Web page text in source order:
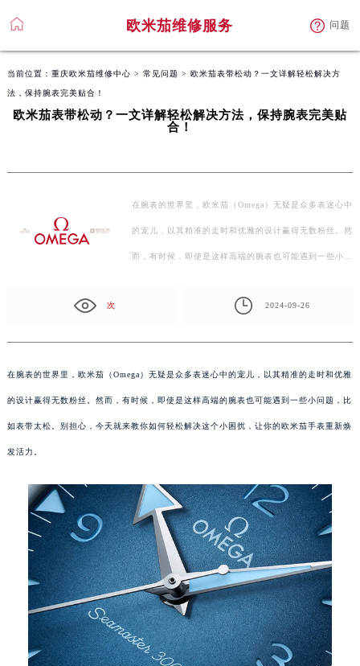
欧米茄维修服务 问题
当前位置： 重庆欧米茄维修中心 > 常见问题 > 欧米茄表带松动？一文详解轻松解决方
法，保持腕表完美贴合！
欧米茄表带松动？一文详解轻松解决方法，保持腕表完美贴
合！
在腕表的世界里，欧米茄（Omega）无疑是众多表迷心中
的宠儿，以其精准的走时和优雅的设计赢得无数粉丝。然
而，有时候，即使是这样高端的腕表也可能遇到一些小问
次 2024-09-26
在腕表的世界里，欧米茄（Omega）无疑是众多表迷心中的宠儿，以其精准的走时和优雅
的设计赢得无数粉丝。然而，有时候，即使是这样高端的腕表也可能遇到一些小问题，比
如表带太松。别担心，今天就来教你如何轻松解决这个小困扰，让你的欧米茄手表重新焕
发活力。